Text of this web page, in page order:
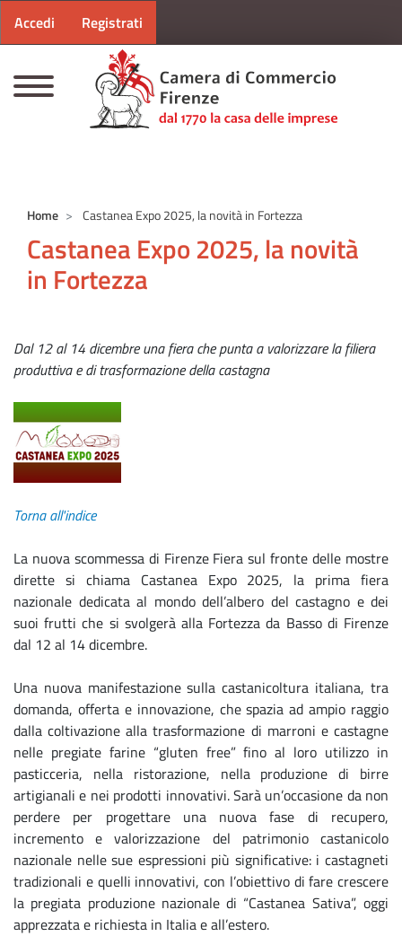
Menu profilo utente
Accedi Registrati
Home Castanea Expo 2025, la novità in Fortezza
Castanea Expo 2025, la novità
in Fortezza
Dal 12 al 14 dicembre una fiera che punta a valorizzare la filiera
produttiva e di trasformazione della castagna
Torna all'indice
La nuova scommessa di Firenze Fiera sul fronte delle mostre
dirette si chiama Castanea Expo 2025, la prima fiera
nazionale dedicata al mondo dell’albero del castagno e dei
suoi frutti che si svolgerà alla Fortezza da Basso di Firenze
dal 12 al 14 dicembre.
Una nuova manifestazione sulla castanicoltura italiana, tra
domanda, offerta e innovazione, che spazia ad ampio raggio
dalla coltivazione alla trasformazione di marroni e castagne
nelle pregiate farine “gluten free” fino al loro utilizzo in
pasticceria, nella ristorazione, nella produzione di birre
artigianali e nei prodotti innovativi. Sarà un’occasione da non
perdere per progettare una nuova fase di recupero,
incremento e valorizzazione del patrimonio castanicolo
nazionale nelle sue espressioni più significative: i castagneti
tradizionali e quelli innovativi, con l’obiettivo di fare crescere
la pregiata produzione nazionale di “Castanea Sativa”, oggi
apprezzata e richiesta in Italia e all’estero.